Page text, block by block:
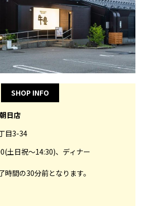
SHOP INFO
日店
目3-34
土日祝～14:30)、ディナー
間の30分前となります。